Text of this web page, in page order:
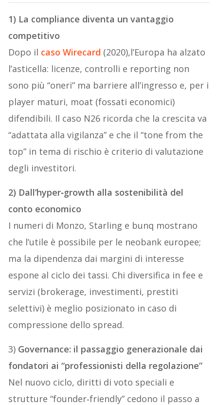
1) La compliance diventa un vantaggio
competitivo
Dopo il caso Wirecard (2020),l’Europa ha alzato
l’asticella: licenze, controlli e reporting non
sono più “oneri” ma barriere all’ingresso e, per i
player maturi, moat (fossati economici)
difendibili. Il caso N26 ricorda che la crescita va
“adattata alla vigilanza” e che il “tone from the
top” in tema di rischio è criterio di valutazione
degli investitori.
2) Dall’hyper‑growth alla sostenibilità del
conto economico
I numeri di Monzo, Starling e bunq mostrano
che l’utile è possibile per le neobank europee;
ma la dipendenza dai margini di interesse
espone al ciclo dei tassi. Chi diversifica in fee e
servizi (brokerage, investimenti, prestiti
selettivi) è meglio posizionato in caso di
compressione dello spread.
3) Governance: il passaggio generazionale dai
fondatori ai “professionisti della regolazione”
Nel nuovo ciclo, diritti di voto speciali e
strutture “founder‑friendly” cedono il passo a